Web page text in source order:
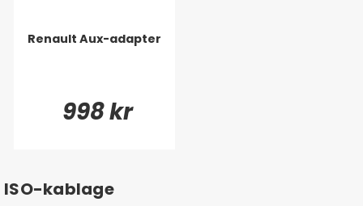
Renault Aux-adapter
998 kr
ISO-kablage